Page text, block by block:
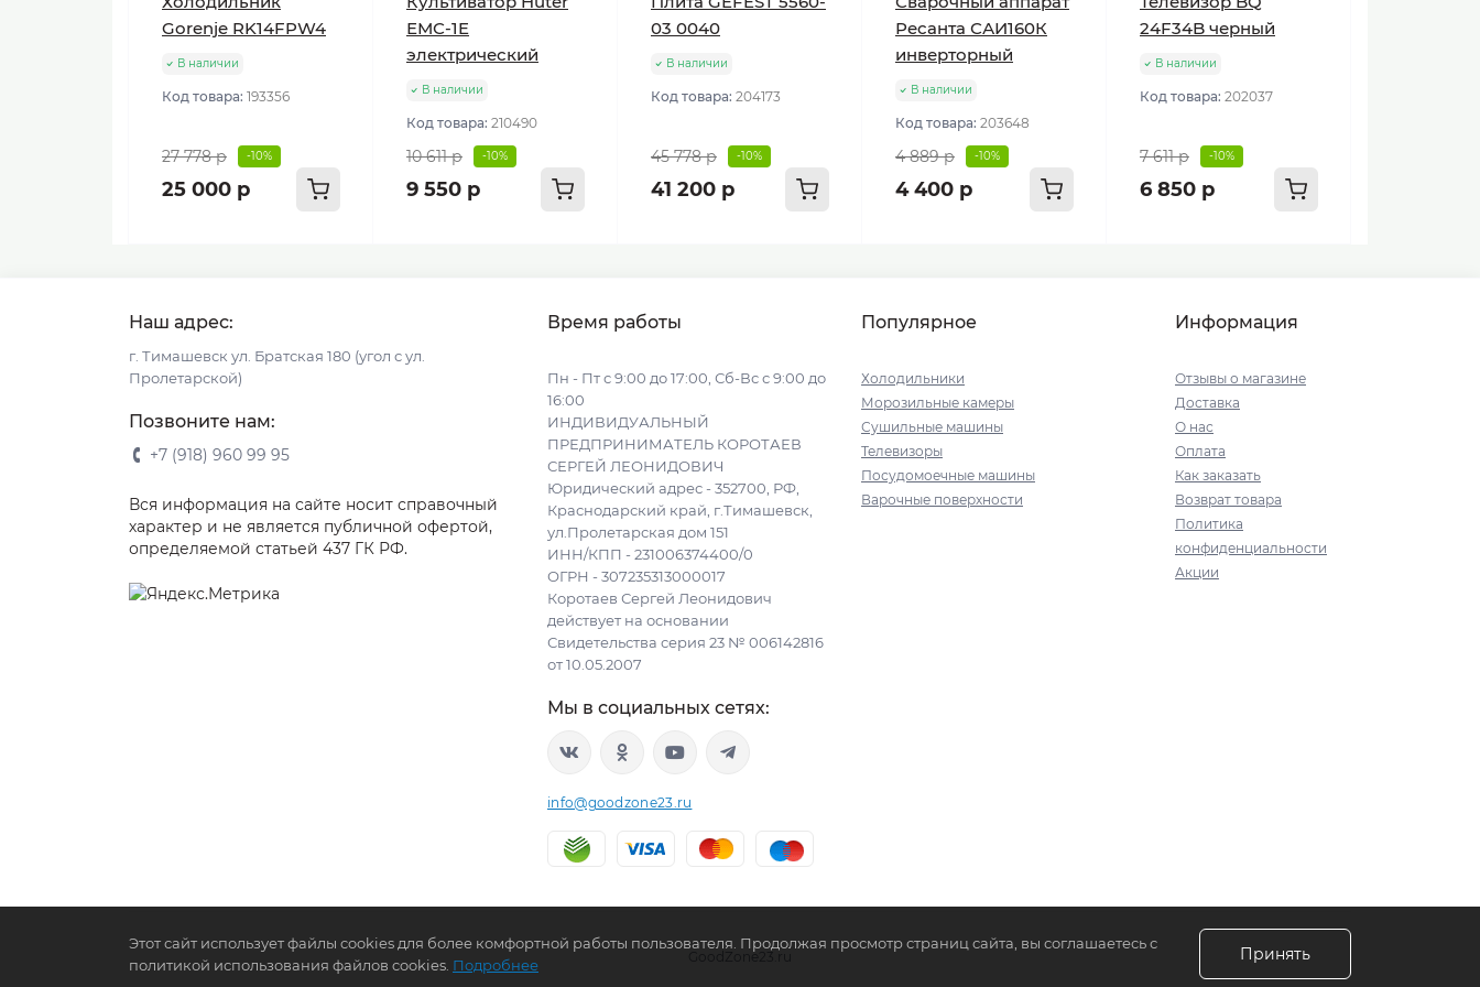
Gorenje RK14FPW4
В наличии
Код товара: 193356
27 778 р -10%
25 000 р
ЕМС-1E
электрический
В наличии
Код товара: 210490
10 611 р -10%
9 550 р
03 0040
В наличии
Код товара: 204173
45 778 р -10%
41 200 р
Ресанта САИ160К
инверторный
В наличии
Код товара: 203648
4 889 р -10%
4 400 р
24F34B черный
В наличии
Код товара: 202037
7 611 р -10%
6 850 р
Наш адрес:
г. Тимашевск ул. Братская 180 (угол с ул.
Пролетарской)
Позвоните нам:
+7 (918) 960 99 95
Вся информация на сайте носит справочный
характер и не является публичной офертой,
определяемой статьей 437 ГК РФ.
Время работы
Пн - Пт с 9:00 до 17:00, Сб-Вс с 9:00 до
16:00
ИНДИВИДУАЛЬНЫЙ
ПРЕДПРИНИМАТЕЛЬ КОРОТАЕВ
СЕРГЕЙ ЛЕОНИДОВИЧ
Юридический адрес - 352700, РФ,
Краснодарский край, г.Тимашевск,
ул.Пролетарская дом 151
ИНН/КПП - 231006374400/0
ОГРН - 307235313000017
Коротаев Сергей Леонидович
действует на основании
Свидетельства серия 23 № 006142816
от 10.05.2007
Мы в социальных сетях:
info@goodzone23.ru
Популярное
Холодильники
Морозильные камеры
Сушильные машины
Телевизоры
Посудомоечные машины
Варочные поверхности
Информация
Отзывы о магазине
Доставка
О нас
Оплата
Как заказать
Возврат товара
Политика
конфиденциальности
Акции
GoodZone23.ru
Этот сайт использует файлы cookies для более комфортной работы пользователя. Продолжая просмотр страниц сайта, вы соглашаетесь с
политикой использования файлов cookies. Подробнее
Принять